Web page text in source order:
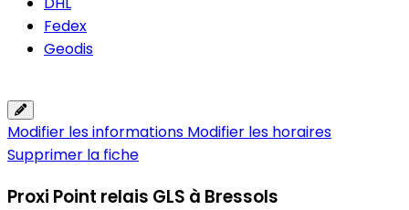
Fedex
Geodis
Modifier les informations Modifier les horaires
Supprimer la fiche
Proxi Point relais GLS à Bressols